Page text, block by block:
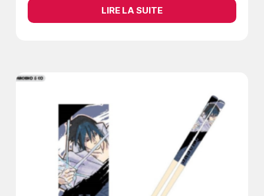
LIRE LA SUITE